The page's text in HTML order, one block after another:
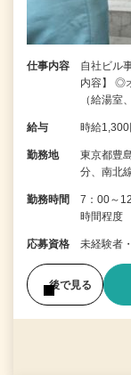
仕事内容
自社ビル
内容】 ◎
（給湯
給与 時給
勤務地
東京都豊
分、南北
勤務時間
7：00～
時間程度
応募資格 未経験者
後で見る